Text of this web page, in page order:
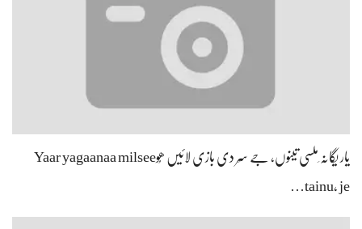
یار یگانہ ِملسی تینوں، جے سِر دی بازی لائیں ھُوYaar yagaanaa milsee
tainu, je…